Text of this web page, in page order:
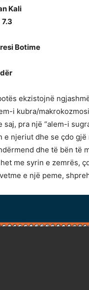
Kali
Botime
ekzistojnë
i kubra/
saj, pra një “alem-i
e njeriut dhe se çdo
dhe të bën të
me syrin e zemrës,
e një peme,